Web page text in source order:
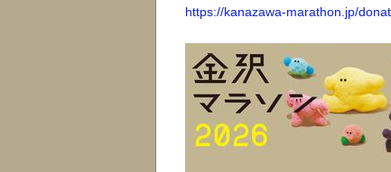
https://kanazawa-marathon.jp/